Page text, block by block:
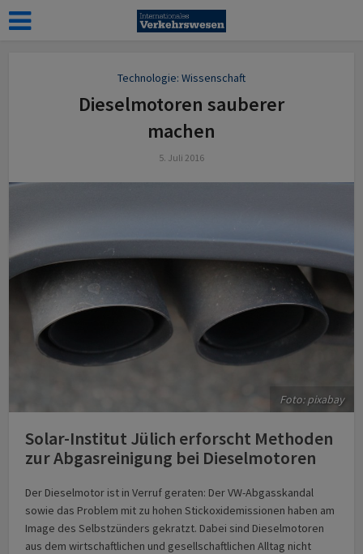
Technologie: Wissenschaft
Dieselmotoren sauberer
machen
5. Juli 2016
Foto: pixabay
Solar-Institut Jülich erforscht Methoden
zur Abgasreinigung bei Dieselmotoren
Der Dieselmotor ist in Verruf geraten: Der VW-Abgasskandal
sowie das Problem mit zu hohen Stickoxidemissionen haben am
Image des Selbstzünders gekratzt. Dabei sind Dieselmotoren
aus dem wirtschaftlichen und gesellschaftlichen Alltag nicht